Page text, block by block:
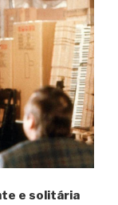
e solitária